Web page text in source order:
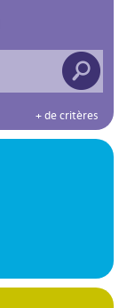
+ de critères